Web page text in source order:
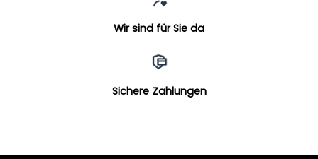
Wir sind für Sie da
Sichere Zahlungen